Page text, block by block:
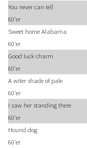
You never can tell
60'er
Sweet home Alabama
60'er
Good luck charm
60'er
A witer shade of pale
60'er
I saw her standing there
60'er
Hound dog
60'er